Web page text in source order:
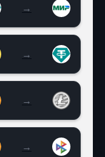
(XMR)
→
USDT
(LTC)
→
(Tinkoff)
(USDT)
→
(BTC) на
→
(BTC) на СБП